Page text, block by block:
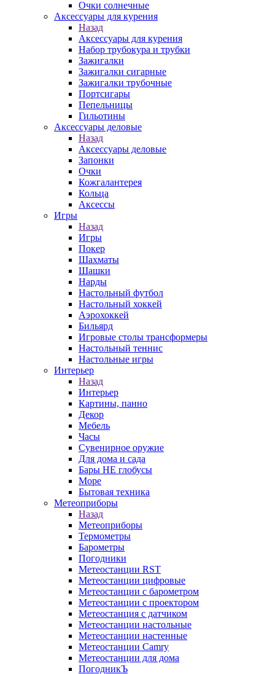
Очки солнечные
Аксессуары для курения
Назад
Аксессуары для курения
Набор трубокура и трубки
Зажигалки
Зажигалки сигарные
Зажигалки трубочные
Портсигары
Пепельницы
Гильотины
Аксессуары деловые
Назад
Аксессуары деловые
Запонки
Очки
Кожгалантерея
Кольца
Аксессы
Игры
Назад
Игры
Покер
Шахматы
Шашки
Нарды
Настольный футбол
Настольный хоккей
Аэрохоккей
Бильярд
Игровые столы трансформеры
Настольный теннис
Настольные игры
Интерьер
Назад
Интерьер
Картины, панно
Декор
Мебель
Часы
Сувенирное оружие
Для дома и сада
Бары НЕ глобусы
Море
Бытовая техника
Метеоприборы
Назад
Метеоприборы
Термометры
Барометры
Погодники
Метеостанции RST
Метеостанции цифровые
Метеостанции с барометром
Метеостанции с проектором
Метеостанция с датчиком
Метеостанции настольные
Метеостанции настенные
Метеостанции Camry
Метеостанции для дома
ПогодникЪ